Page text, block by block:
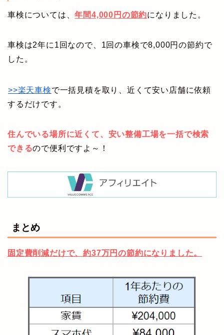
車検については、年間4,000円の節約になりました。
車検は2年に1回なので、1回の車検で8,000円の節約で
した。
>>楽天車検で一括見積を取り、近くて安い店舗に依頼
するだけです。
住んでいる場所に近くて、安い整備工場を一括で検索
できるので便利ですよ～！
まとめ
固定費削減だけで、約37万円の節約になりました。